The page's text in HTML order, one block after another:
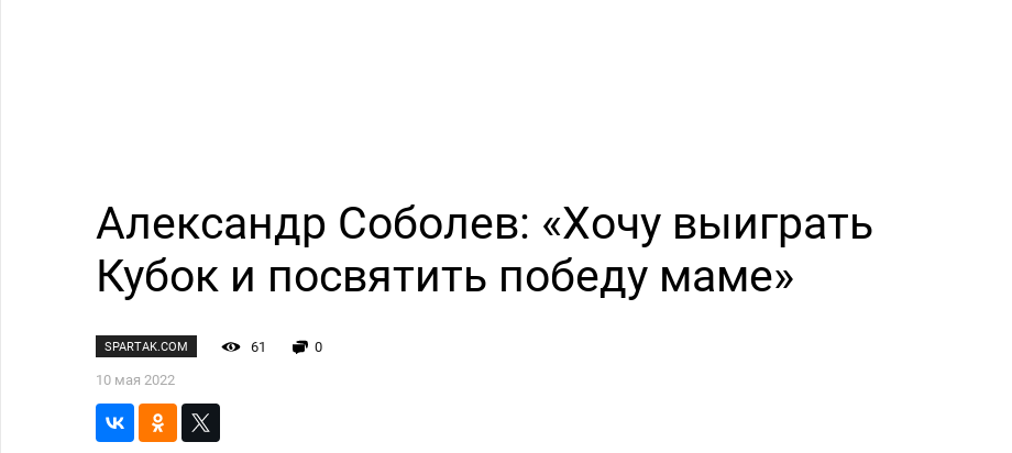
Александр Соболев: «Хочу выиграть
Кубок и посвятить победу маме»
SPARTAK.COM 61
0
10 мая 2022